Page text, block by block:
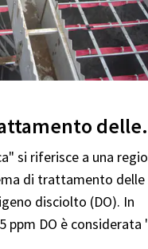
Zona
si riferisce a una
di trattamento delle
disciolto (DO). In
ppm DO è considerata